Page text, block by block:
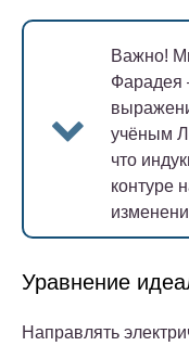
Важно!
Фарадея
учёным
что
контуре
Уравнение
Направлять